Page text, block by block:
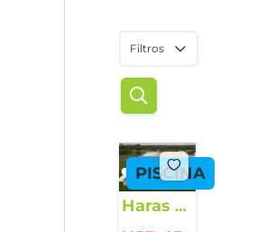
Filtros
PISCINA
Haras –